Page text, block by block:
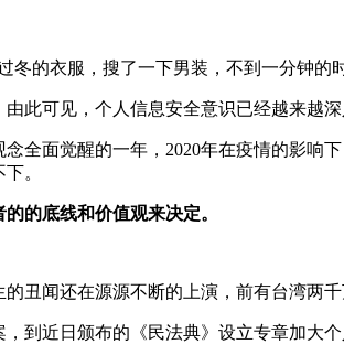
冬的衣服，搜了一下男装，不到一分钟
此可见，个人信息安全意识已经越来越深
念全面觉醒的一年，2020年在疫情的影
。
的底线和价值观来决定。
丑闻还在源源不断的上演，前有台湾两
到近日颁布的《民法典》设立专章加大